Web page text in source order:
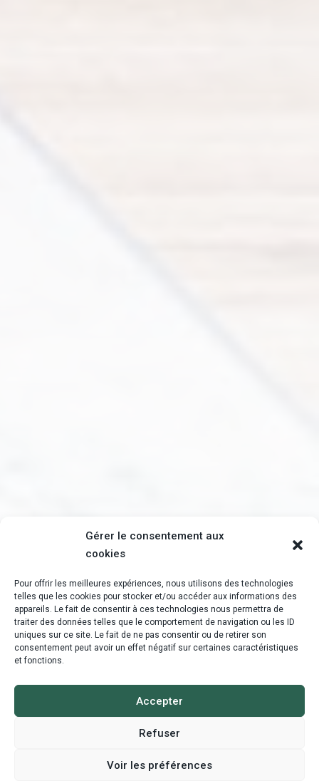
Gérer le consentement aux
cookies
Pour offrir les meilleures expériences, nous utilisons des technologies
telles que les cookies pour stocker et/ou accéder aux informations des
appareils. Le fait de consentir à ces technologies nous permettra de
traiter des données telles que le comportement de navigation ou les ID
uniques sur ce site. Le fait de ne pas consentir ou de retirer son
consentement peut avoir un effet négatif sur certaines caractéristiques
et fonctions.
Accepter
Refuser
Voir les préférences